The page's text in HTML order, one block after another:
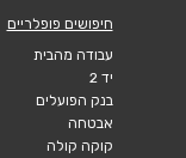
חיפושים פופלריים
עבודה מהבית
יד 2
בנק הפועלים
אבטחה
קוקה קולה